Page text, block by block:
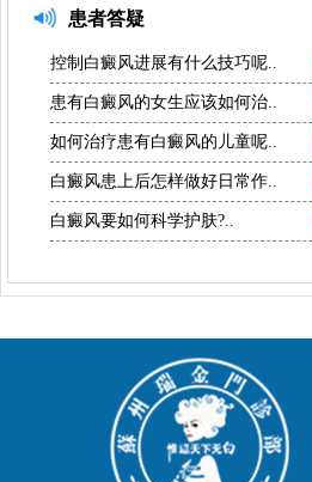
患者答疑
控制白癜风进展有什么技巧呢..
患有白癜风的女生应该如何治..
如何治疗患有白癜风的儿童呢..
白癜风患上后怎样做好日常作..
白癜风要如何科学护肤?..